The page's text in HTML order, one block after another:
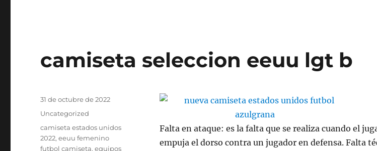
camiseta seleccion eeuu lgt b
Falta en ataque: es la falta que se realiza cuando el
empuja el dorso contra un jugador en defensa. Falta
Publicado
31 de octubre de 2022
Categorías
Uncategorized
Etiquetas
camiseta estados unidos
2022,eeuu femenino
futbol camiseta,equipos